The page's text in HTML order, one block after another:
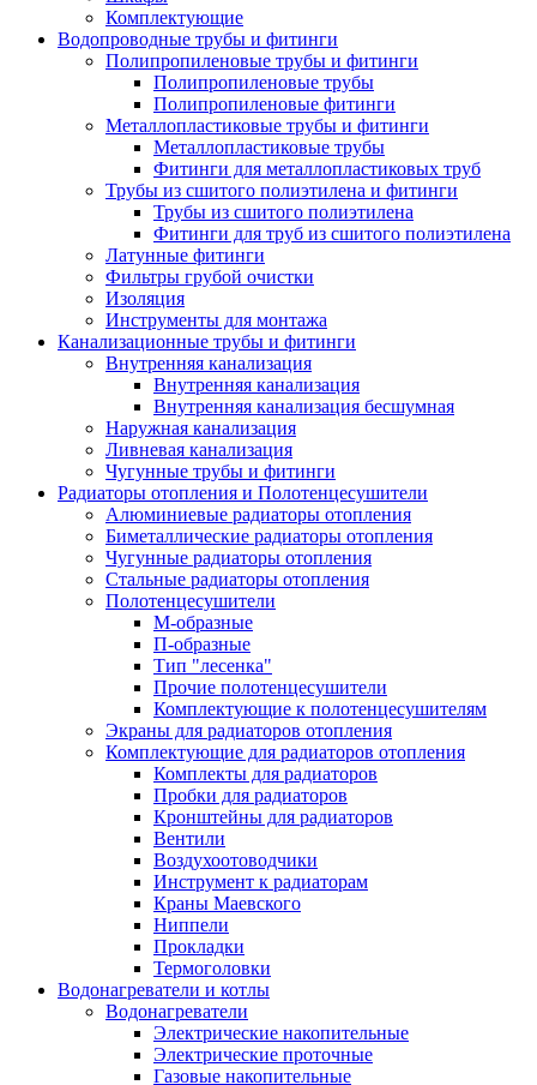
Комплектующие
Водопроводные трубы и фитинги
Полипропиленовые трубы и фитинги
Полипропиленовые трубы
Полипропиленовые фитинги
Металлопластиковые трубы и фитинги
Металлопластиковые трубы
Фитинги для металлопластиковых труб
Трубы из сшитого полиэтилена и фитинги
Трубы из сшитого полиэтилена
Фитинги для труб из сшитого полиэтилена
Латунные фитинги
Фильтры грубой очистки
Изоляция
Инструменты для монтажа
Канализационные трубы и фитинги
Внутренняя канализация
Внутренняя канализация
Внутренняя канализация бесшумная
Наружная канализация
Ливневая канализация
Чугунные трубы и фитинги
Радиаторы отопления и Полотенцесушители
Алюминиевые радиаторы отопления
Биметаллические радиаторы отопления
Чугунные радиаторы отопления
Стальные радиаторы отопления
Полотенцесушители
М-образные
П-образные
Тип "лесенка"
Прочие полотенцесушители
Комплектующие к полотенцесушителям
Экраны для радиаторов отопления
Комплектующие для радиаторов отопления
Комплекты для радиаторов
Пробки для радиаторов
Кронштейны для радиаторов
Вентили
Воздухоотоводчики
Инструмент к радиаторам
Краны Маевского
Ниппели
Прокладки
Термоголовки
Водонагреватели и котлы
Водонагреватели
Электрические накопительные
Электрические проточные
Газовые накопительные